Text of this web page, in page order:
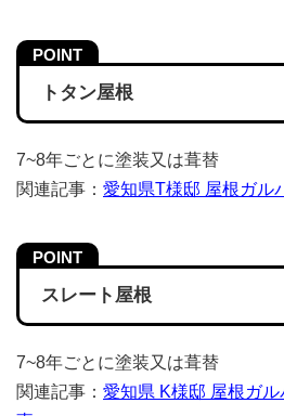
トタン屋根
7~8年ごとに塗装又は葺替
関連記事： 愛知県T様邸 屋根ガル
スレート屋根
7~8年ごとに塗装又は葺替
関連記事： 愛知県 K様邸 屋根ガ